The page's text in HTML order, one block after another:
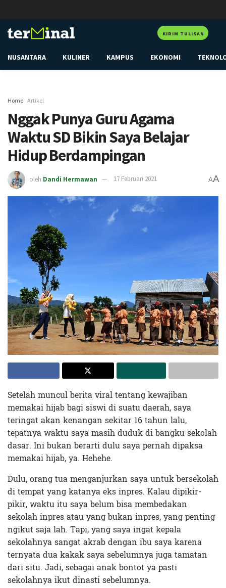
KIRIM TULISAN
NUSANTARA KULINER KAMPUS EKONOMI
Home Artikel
Nggak Punya Guru Agama
Waktu SD Bikin Saya Belajar
Hidup Berdampingan
oleh Dandi Hermawan 17 Februari 2021 AA
Setelah muncul berita viral tentang kewajiban
memakai hijab bagi siswi di suatu daerah, saya
teringat akan kenangan sekitar 16 tahun lalu,
tepatnya waktu saya masih duduk di bangku sekolah
dasar. Ini bukan berarti dulu saya pernah dipaksa
memakai hijab, ya. Hehehe.
Dulu, orang tua menganjurkan saya untuk bersekolah
di tempat yang katanya eks inpres. Kalau dipikir-
pikir, waktu itu saya belum bisa membedakan
sekolah inpres atau yang bukan inpres, yang penting
ngikut saja lah. Tapi, yang saya ingat kepala
sekolahnya sangat akrab dengan ibu saya karena
ternyata dua kakak saya sebelumnya juga tamatan
dari situ. Jadi, sebagai anak bontot ya pasti
sekolahnya ikut dinasti sebelumnya.